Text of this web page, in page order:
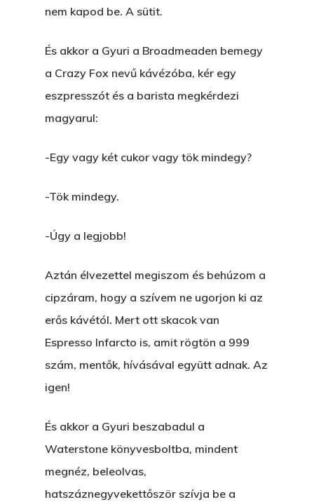
nem kapod be. A sütit.
És akkor a Gyuri a Broadmeaden bemegy
a Crazy Fox nevű kávézóba, kér egy
eszpresszót és a barista megkérdezi
magyarul:
-Egy vagy két cukor vagy tök mindegy?
-Tök mindegy.
-Úgy a legjobb!
Aztán élvezettel megiszom és behúzom a
cipzáram, hogy a szívem ne ugorjon ki az
erős kávétól. Mert ott skacok van
Espresso Infarcto is, amit rögtön a 999
szám, mentők, hívásával együtt adnak. Az
igen!
És akkor a Gyuri beszabadul a
Waterstone könyvesboltba, mindent
megnéz, beleolvas,
hatszáznegyvekettőször szívja be a
Nem Szégyen Az
FELICITÁ
Betli
VOLT EGYSZER EGY
A Kaszinó
AZ IGAZI AJÁNDÉK
Wow Look At This!
This is an optional,
T: +216 (0)40 3629
E: